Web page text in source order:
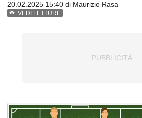
20.02.2025 15:40 di Maurizio Rasa
VEDI LETTURE